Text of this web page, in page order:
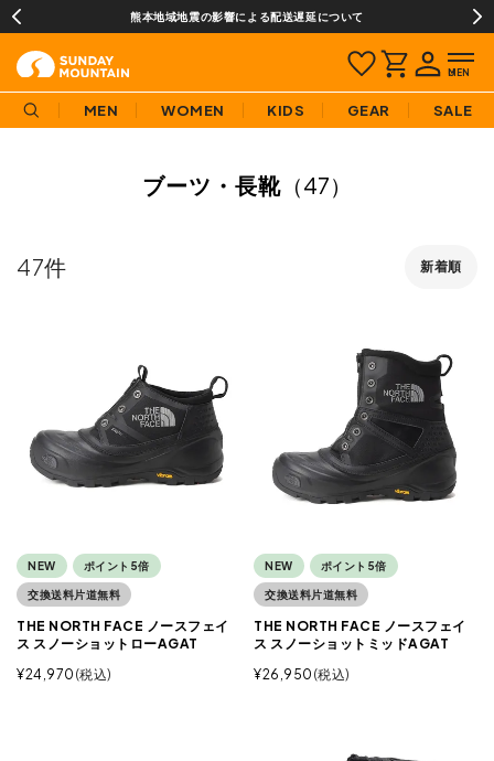
熊本地域地震の影響による配送遅延について
MEN WOMEN KIDS GEAR SALE
ブーツ・長靴 （47）
新着順
47
NEW ポイント5倍
交換送料片道無料
THE NORTH FACE ノースフェイ
ス スノーショットローAGAT
¥24,970 税込
NEW ポイント5倍
交換送料片道無料
THE NORTH FACE ノースフェイ
ス スノーショットミッドAGAT
¥26,950 税込